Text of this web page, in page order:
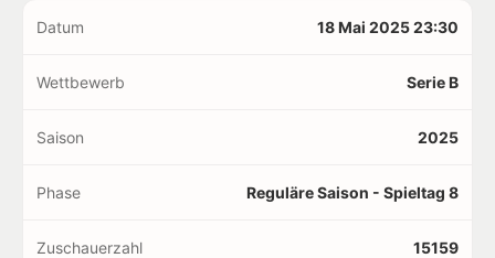
Datum 18 Mai 2025 23:30
Wettbewerb Serie B
Saison 2025
Phase Reguläre Saison - Spieltag 8
Zuschauerzahl 15159